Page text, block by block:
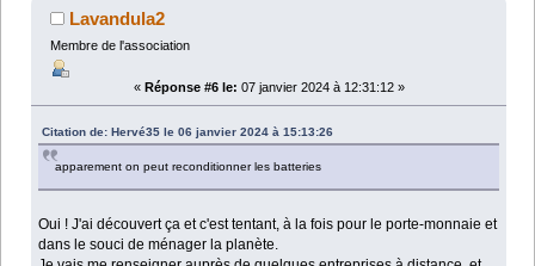
Lavandula2
Membre de l'association
« Réponse #6 le: 07 janvier 2024 à 12:31:12 »
Citation de: Hervé35 le 06 janvier 2024 à 15:13:26
apparement on peut reconditionner les batteries
Oui ! J'ai découvert ça et c'est tentant, à la fois pour le porte-monnaie et
dans le souci de ménager la planète.